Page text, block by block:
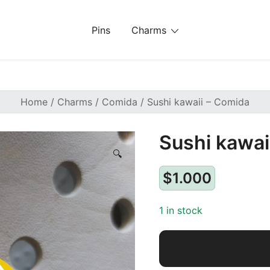
Pins Charms
Home / Charms / Comida / Sushi kawaii – Comida
🔍 Sushi
$1.000
1 in stock